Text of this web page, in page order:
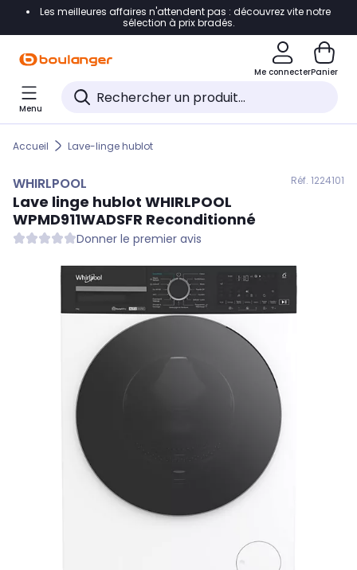
Accéder directement à la navigation
Accéder directement au pied de page
Accéder directement au chatbot
Les meilleures affaires n'attendent pas : découvrez vite notre
sélection à prix bradés.
Me connecterPanier
Menu
Accueil Lave-linge hublot
WHIRLPOOL Réf. 1224101
Lave linge hublot WHIRLPOOL
WPMD911WADSFR Reconditionné
Donner le premier avis